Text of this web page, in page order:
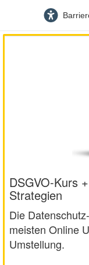
DSGVO-Kurs
Strategien
Die
meisten Online
Umstellung.